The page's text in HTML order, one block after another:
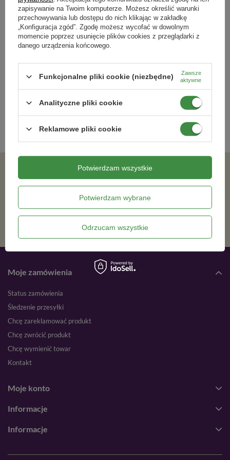
Siekiera to narzędzie niezbędne w domu z ogrodem, nie tylko w sezonie
grzewczym. Doradzamy, na co warto zwrócić uwagę przy zakupie.
Czytaj więcej
Newsletter
Zapisz się do newslettera i bądź na
Zgadzam się na otrzymywanie wiadomości marketingowych na podany adres e-mail oraz przetwarzanie danych osobowych zgodnie z
Moje zamówienia
Status zamówienia
Śledzenie przesyłki
Chcę zareklamować produkt
Chcę zwrócić produkt
Chcę wymienić towar
Kontakt
Moje konto
Informacje
Informacje
zapisywanie na Twoim komputerze. Możesz określić warunki
przechowywania lub dostępu do nich klikając w zakładkę
„Konfiguracja zgód”. Zgodę możesz wycofać w dowolnym
momencie poprzez usunięcie plików cookies z przeglądarki z
danego urządzenia końcowego.
Funkcjonalne pliki cookie (niezbędne)
Zawsze
aktywne
Analityczne pliki cookie
Reklamowe pliki cookie
Potwierdzam wybrane
Odrzucam wszystkie
Potwierdzam wszystkie